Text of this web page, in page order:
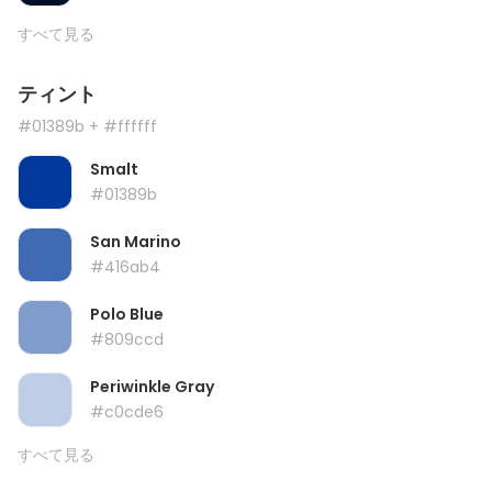
すべて見る
ティント
#01389b + #ffffff
Smalt
#01389b
San Marino
#416ab4
Polo Blue
#809ccd
Periwinkle Gray
#c0cde6
すべて見る